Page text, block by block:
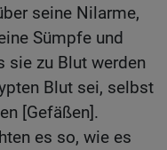
seine Nilarme,
Sümpfe und
sie zu Blut werden
Blut sei, selbst
[Gefäßen].
es so, wie es